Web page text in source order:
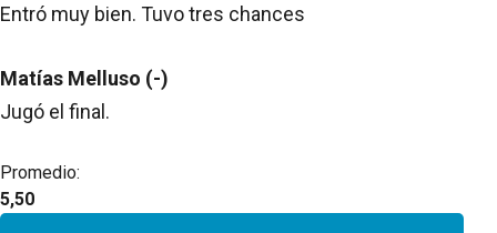
Entró muy bien. Tuvo tres chances
Matías Melluso (-)
Jugó el final.
Promedio:
5,50